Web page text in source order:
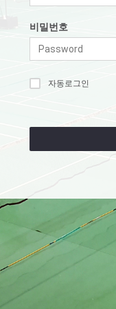
비밀번호
자동로그인